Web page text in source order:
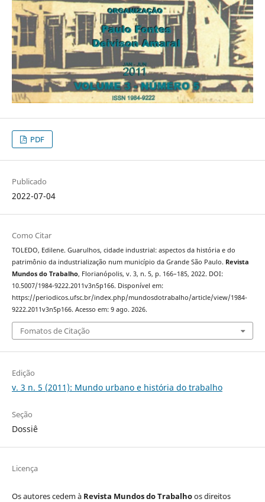
PDF
Publicado
2022-07-04
Como Citar
TOLEDO, Edilene. Guarulhos, cidade industrial: aspectos da história e do
patrimônio da industrialização num município da Grande São Paulo. Revista
Mundos do Trabalho, Florianópolis, v. 3, n. 5, p. 166–185, 2022. DOI:
10.5007/1984-9222.2011v3n5p166. Disponível em:
https://periodicos.ufsc.br/index.php/mundosdotrabalho/article/view/1984-
9222.2011v3n5p166. Acesso em: 9 ago. 2026.
Fomatos de Citação
Edição
v. 3 n. 5 (2011): Mundo urbano e história do trabalho
Seção
Dossiê
Licença
Os autores cedem à Revista Mundos do Trabalhoos direitos